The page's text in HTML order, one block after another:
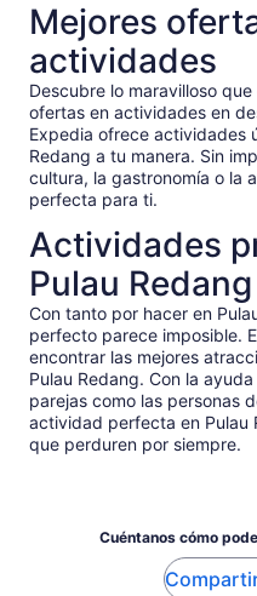
Mejores
actividades
Descubre lo maravilloso
ofertas en actividades en
Expedia ofrece actividades
Redang a tu manera. Sin
cultura, la gastronomía o la
perfecta para ti.
Actividades
Pulau Redang
Con tanto por hacer en
perfecto parece imposible.
encontrar las mejores
Pulau Redang. Con la
parejas como las personas
actividad perfecta en Pulau
que perduren por siempre.
Cuéntanos cómo